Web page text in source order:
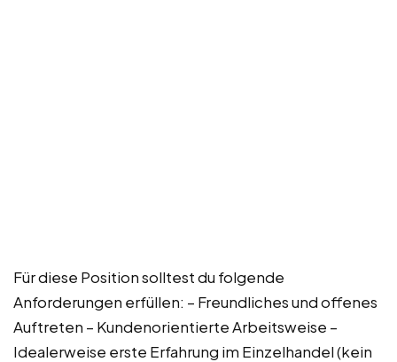
Für diese Position solltest du folgende
Anforderungen erfüllen: – Freundliches und offenes
Auftreten – Kundenorientierte Arbeitsweise –
Idealerweise erste Erfahrung im Einzelhandel (kein